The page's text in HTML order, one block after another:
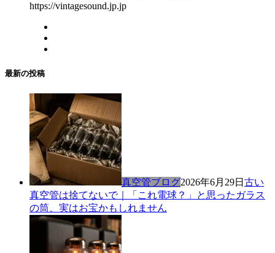
https://vintagesound.jp.jp
最新の投稿
真空管ブログ2026年6月29日 古い
真空管は捨てないで｜「これ電球？」と思ったガラス
の筒、実はお宝かもしれません